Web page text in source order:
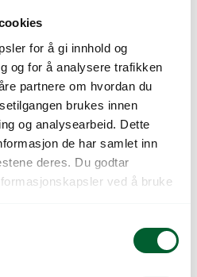
for å gi innhold og
og for å analysere trafikken
partnere om hvordan du
brukes innen
og analysearbeid. Dette
de har samlet inn
deres. Du godtar
ved å bruke